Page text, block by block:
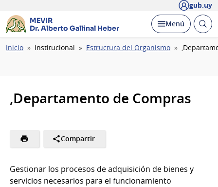
gub.uy
MEVIR
Dr. Alberto Gallinal Heber
Desplegar
Menú Abrir
Ruta
Inicio Institucional Estructura del Organismo
,Departamento de Compras
Compartir
Gestionar los procesos de adquisición de bienes y
servicios necesarios para el funcionamiento